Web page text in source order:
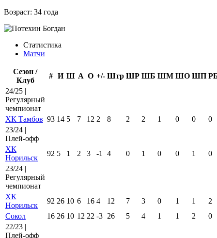
Возраст: 34 года
Статистика
Матчи
Сезон /
Клуб
# И Ш А О +/- Штр ШР ШБ ШМ ШО ШП
24/25 |
Регулярный
чемпионат
ХК Тамбов 93 14 5 7 12 2 8 2 2 1 0 0
0
23/24 |
Плей-офф
ХК
Норильск
92 5 1 2 3 -1 4 0 1 0 0 1
0
23/24 |
Регулярный
чемпионат
ХК
Норильск
92 26 10 6 16 4 12 7 3 0 1 1
2
Сокол
16 26 10 12 22 -3 26 5 4 1 1 2
0
22/23 |
Плей-офф